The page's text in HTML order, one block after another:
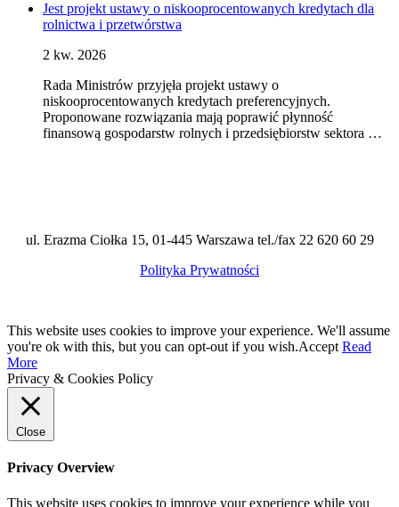
Jest projekt ustawy o niskooprocentowanych kredytach dla
rolnictwa i przetwórstwa
2 kw. 2026
Rada Ministrów przyjęła projekt ustawy o
niskooprocentowanych kredytach preferencyjnych.
Proponowane rozwiązania mają poprawić płynność
finansową gospodarstw rolnych i przedsiębiorstw sektora …
ul. Erazma Ciołka 15, 01-445 Warszawa tel./fax 22 620 60 29
Polityka Prywatności
This website uses cookies to improve your experience. We'll assume
you're ok with this, but you can opt-out if you wish.Accept Read
More
Privacy & Cookies Policy
Close
Privacy Overview
This website uses cookies to improve your experience while you